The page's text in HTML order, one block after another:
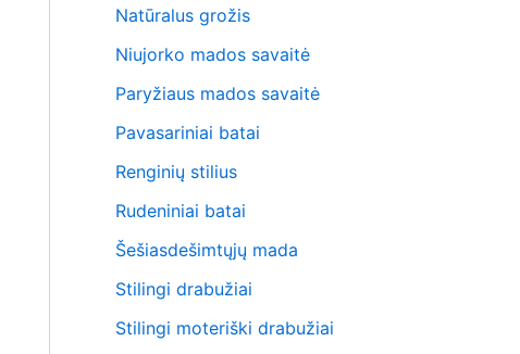
Natūralus grožis
Niujorko mados savaitė
Paryžiaus mados savaitė
Pavasariniai batai
Renginių stilius
Rudeniniai batai
Šešiasdešimtųjų mada
Stilingi drabužiai
Stilingi moteriški drabužiai